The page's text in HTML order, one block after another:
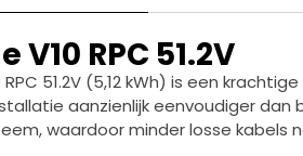
RPC 51.2V
RPC 51.2V (5,12 kWh) is een
aanzienlijk eenvoudiger
waardoor minder losse kabels